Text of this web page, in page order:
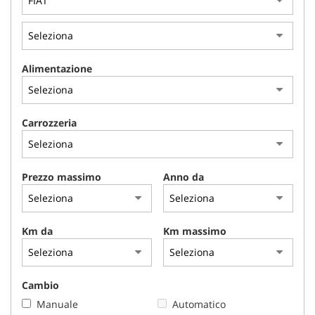
Alimentazione
Carrozzeria
Prezzo massimo Anno da
Km da Km massimo
Cambio
Manuale
Automatico
tracciamento
che
adottiamo
per
le
funzionalità
e
svolgere
le
attività
di
seguito
descritte.
Per
ottenere
maggiori
informazioni
sull'utilità
sul
funzionamento